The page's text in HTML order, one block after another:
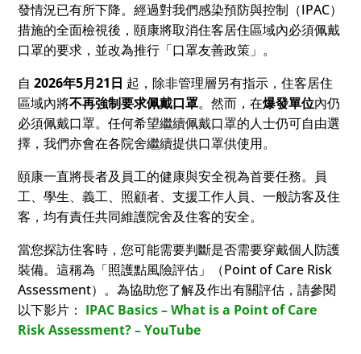
發情況已有所下降。經過對我們感染預防與控制（IPAC）
措施的全面檢視後，頤康將取消住客居住區域內必須佩戴
口罩的要求，並改為推行「口罩友善政策」。
自2026年5月21日 起，除非管理層另有指示，住客居住
區域內將不再強制要求佩戴口罩。然而，在爆發單位內仍
必須佩戴口罩。任何希望繼續佩戴口罩的人士仍可自由選
擇，我們亦會在各院舍繼續提供口罩供使用。
頤康一直將長者及員工的健康與安全視為首要任務。員
工、學生、義工、照顧者、支援工作人員、一般訪客及住
客，均有責任共同維護院舍及住客的安全。
當您探訪住客時，您可能需要判斷是否需要穿戴個人防護
裝備。這稱為「照護點風險評估」（Point of Care Risk
Assessment）。為協助您了解及作出有關評估，請參閱
以下影片： IPAC Basics – What is a Point of Care
Risk Assessment? – YouTube